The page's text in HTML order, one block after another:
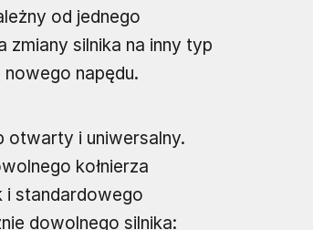
od jednego
silnika na inny typ
napędu.
otwarty i uniwersalny.
kołnierza
i standardowego
dowolnego silnika: